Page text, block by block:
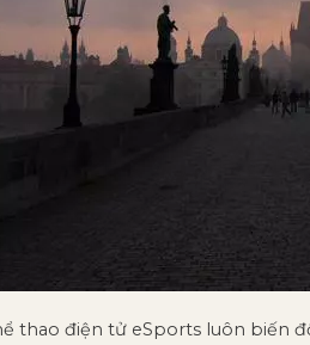
thao điện tử eSports luôn biến